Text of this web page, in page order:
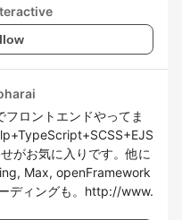
ロントエンドやってま
がお気に入りです。他に
Max, openFramework
ディングも。http://www.